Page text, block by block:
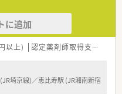
ンツが豊富にございます！
まで、永続的に成長できる教
機関と連携して学べる機会も
まに選ばれる薬剤師を目指す
など、機械化に積極的な会社で
店舗で使用し、サービス残業や
防いでいます。
、扶養家族も含め全額会社負
に追加
以上) 認定薬剤師取得支援あり
埼京線)／恵比寿駅 (JR湘南新宿